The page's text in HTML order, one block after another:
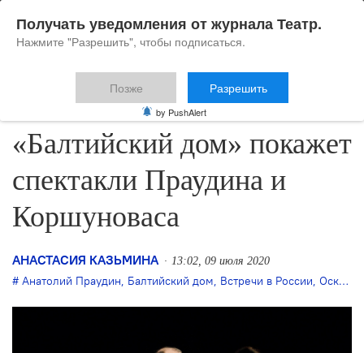
В новом сезоне
«Балтийский дом» покажет
спектакли Праудина и
Коршуноваса
АНАСТАСИЯ КАЗЬМИНА 13:02, 09 июля 2020
Анатолий Праудин, Балтийский дом, Встречи в России, Оскарас Коршуновас
Получать уведомления от журнала Театр.
Нажмите "Разрешить", чтобы подписаться.
Позже Разрешить
by PushAlert